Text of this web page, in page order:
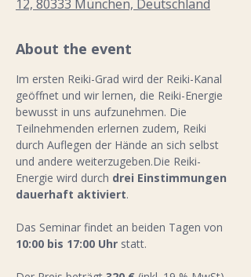
12, 80333 München, Deutschland
About the event
Im ersten Reiki-Grad wird der Reiki-Kanal
geöffnet und wir lernen, die Reiki-Energie
bewusst in uns aufzunehmen. Die
Teilnehmenden erlernen zudem, Reiki
durch Auflegen der Hände an sich selbst
und andere weiterzugeben.Die Reiki-
Energie wird durch drei Einstimmungen
dauerhaft aktiviert.
Das Seminar findet an beiden Tagen von
10:00 bis 17:00 Uhr statt.